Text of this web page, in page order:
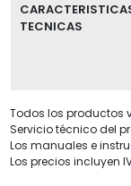
TECNICAS
Todos los productos
Servicio técnico del
Los manuales e
Los precios incluyen